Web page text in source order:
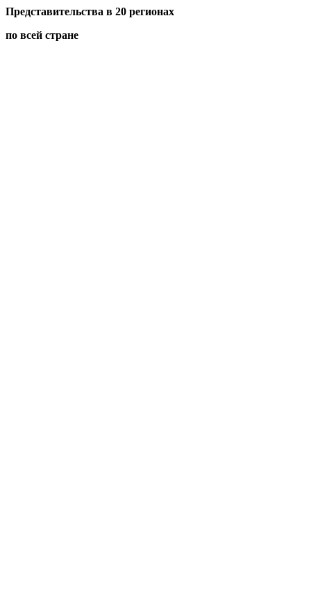
Представительства в 20 регионах
по всей стране